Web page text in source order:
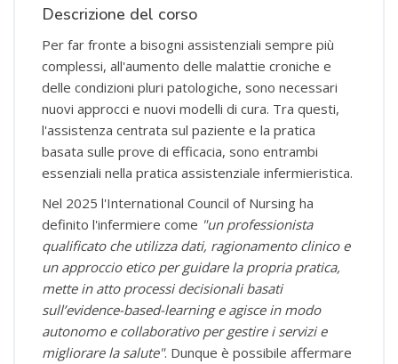
Descrizione del corso
Per far fronte a bisogni assistenziali sempre più
complessi, all'aumento delle malattie croniche e
delle condizioni pluri patologiche, sono necessari
nuovi approcci e nuovi modelli di cura. Tra questi,
l'assistenza centrata sul paziente e la pratica
basata sulle prove di efficacia, sono entrambi
essenziali nella pratica assistenziale infermieristica.
Nel 2025 l'International Council of Nursing ha
definito l'infermiere come "un professionista
qualificato che utilizza dati, ragionamento clinico e
un approccio etico per guidare la propria pratica,
mette in atto processi decisionali basati
sull’evidence-based-learning e agisce in modo
autonomo e collaborativo per gestire i servizi e
migliorare la salute". Dunque è possibile affermare